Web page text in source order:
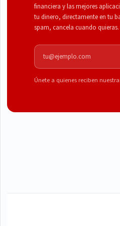
financiera y las mejores
tu dinero, directamente en tu
spam, cancela cuando quieras.
Correo electrónico
Únete a quienes reciben